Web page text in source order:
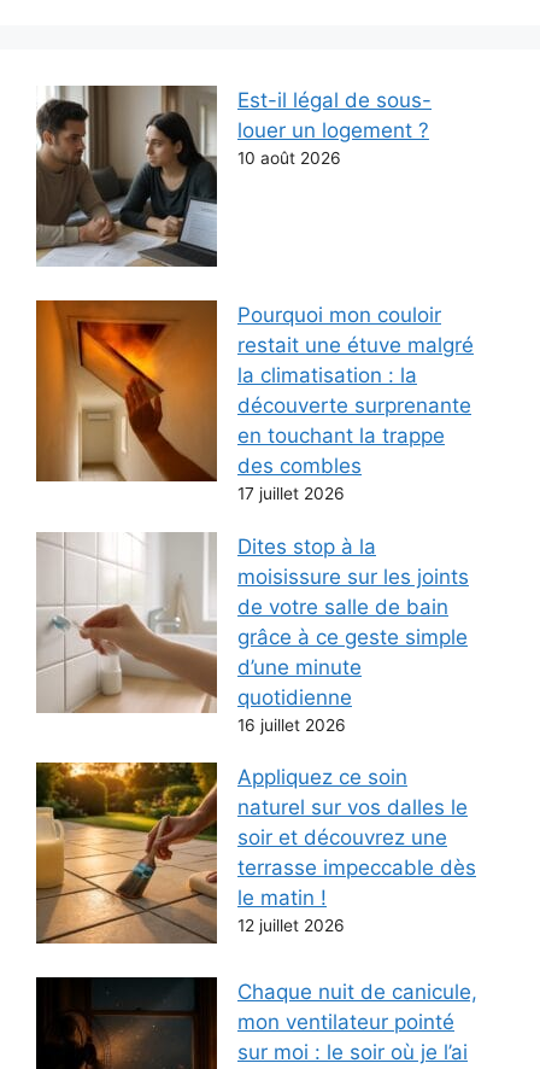
Est-il légal de sous-
louer un logement ?
10 août 2026
Pourquoi mon couloir
restait une étuve malgré
la climatisation : la
découverte surprenante
en touchant la trappe
des combles
17 juillet 2026
Dites stop à la
moisissure sur les joints
de votre salle de bain
grâce à ce geste simple
d’une minute
quotidienne
16 juillet 2026
Appliquez ce soin
naturel sur vos dalles le
soir et découvrez une
terrasse impeccable dès
le matin !
12 juillet 2026
Chaque nuit de canicule,
mon ventilateur pointé
sur moi : le soir où je l’ai